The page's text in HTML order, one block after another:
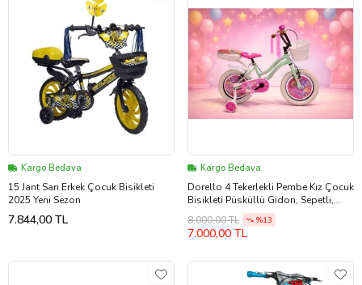
Kargo Bedava
15 Jant Sarı Erkek Çocuk Bisikleti
2025 Yeni Sezon
7.844,00 TL
Kargo Bedava
Dorello 4 Tekerlekli Pembe Kız Çocuk
Bisikleti Püsküllü Gidon, Sepetli,
Bagajlı, Jantlı Model 4-7 Yaş (Su
Yeşili)
8.000,00 TL %13
7.000,00 TL